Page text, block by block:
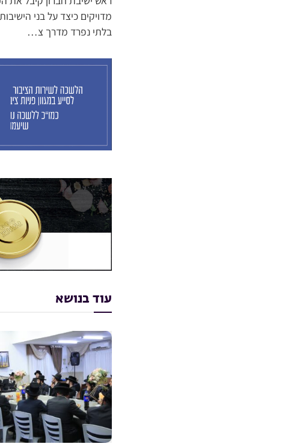
מדויקים כיצד על בני
בלתי נפרד מדרך צ…
עוד בנושא